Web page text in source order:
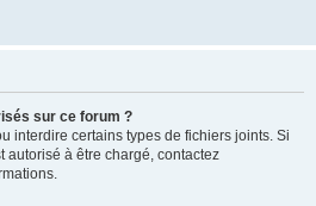
sur ce forum ?
interdire certains types de fichiers joints. Si
autorisé à être chargé, contactez